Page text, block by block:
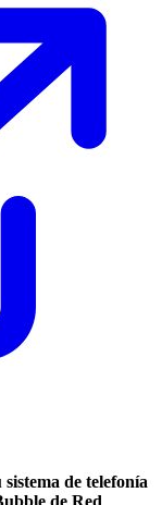
de telefonía
de Red